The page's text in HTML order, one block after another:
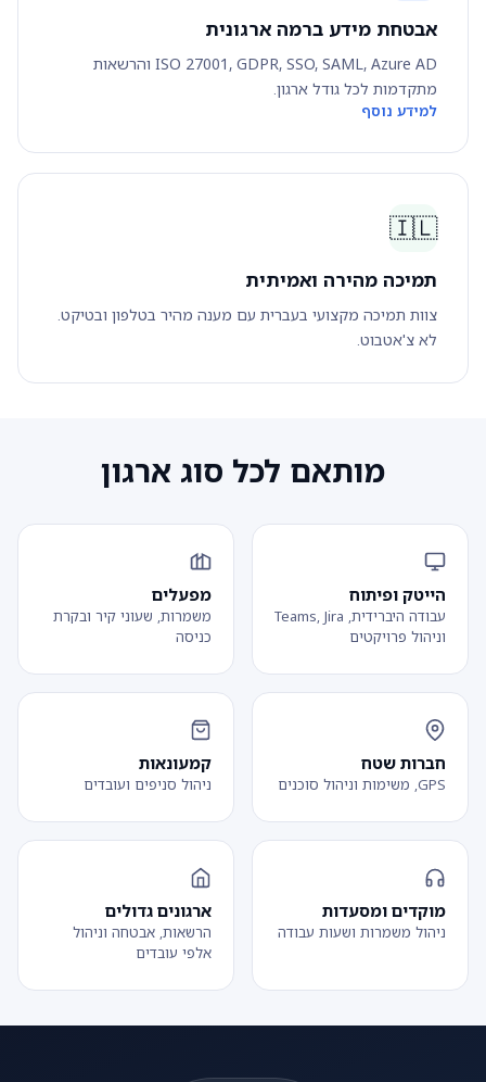
אבטחת מידע ברמה ארגונית
ISO 27001, GDPR, SSO, SAML, Azure AD והרשאות
מתקדמות לכל גודל ארגון.
למידע נוסף
🇮🇱
תמיכה מהירה ואמיתית
צוות תמיכה מקצועי בעברית עם מענה מהיר בטלפון ובטיקט.
לא צ'אטבוט.
מותאם לכל סוג ארגון
הייטק ופיתוח
עבודה היברידית, Teams, Jira
וניהול פרויקטים
מפעלים
משמרות, שעוני קיר ובקרת
כניסה
חברות שטח
GPS, משימות וניהול סוכנים
קמעונאות
ניהול סניפים ועובדים
מוקדים ומסעדות
ניהול משמרות ושעות עבודה
ארגונים גדולים
הרשאות, אבטחה וניהול
אלפי עובדים